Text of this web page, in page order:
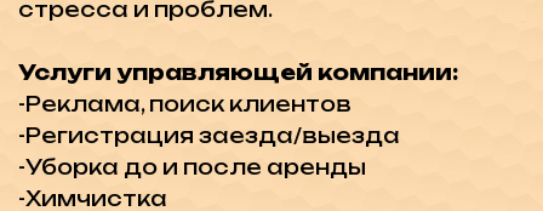
жизни и природной красоты, этот
ожидания.
Не упустите возможность стать
собственником в этом невероятном
комплексе, где роскошь и комфорт
сочетаются с великолепными видами